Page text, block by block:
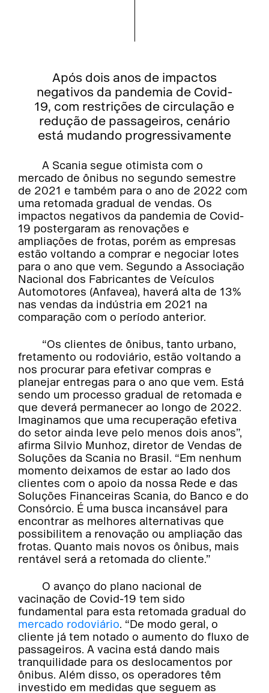
Após dois anos de impactos
negativos da pandemia de Covid-
19, com restrições de circulação e
redução de passageiros, cenário
está mudando progressivamente
A Scania segue otimista com o
mercado de ônibus no segundo semestre
de 2021 e também para o ano de 2022 com
uma retomada gradual de vendas. Os
impactos negativos da pandemia de Covid-
19 postergaram as renovações e
ampliações de frotas, porém as empresas
estão voltando a comprar e negociar lotes
para o ano que vem. Segundo a Associação
Nacional dos Fabricantes de Veículos
Automotores (Anfavea), haverá alta de 13%
nas vendas da indústria em 2021 na
comparação com o período anterior.
“Os clientes de ônibus, tanto urbano,
fretamento ou rodoviário, estão voltando a
nos procurar para efetivar compras e
planejar entregas para o ano que vem. Está
sendo um processo gradual de retomada e
que deverá permanecer ao longo de 2022.
Imaginamos que uma recuperação efetiva
do setor ainda leve pelo menos dois anos”,
afirma Silvio Munhoz, diretor de Vendas de
Soluções da Scania no Brasil. “Em nenhum
momento deixamos de estar ao lado dos
clientes com o apoio da nossa Rede e das
Soluções Financeiras Scania, do Banco e do
Consórcio. É uma busca incansável para
encontrar as melhores alternativas que
possibilitem a renovação ou ampliação das
frotas. Quanto mais novos os ônibus, mais
rentável será a retomada do cliente.”
O avanço do plano nacional de
vacinação de Covid-19 tem sido
fundamental para esta retomada gradual do
mercado rodoviário. “De modo geral, o
cliente já tem notado o aumento do fluxo de
passageiros. A vacina está dando mais
tranquilidade para os deslocamentos por
ônibus. Além disso, os operadores têm
investido em medidas que seguem as